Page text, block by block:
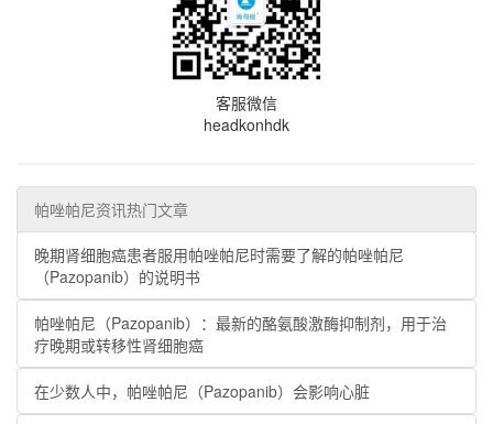
客服微信
headkonhdk
帕唑帕尼资讯热门文章
晚期肾细胞癌患者服用帕唑帕尼时需要了解的帕唑帕尼
（Pazopanib）的说明书
帕唑帕尼（Pazopanib）：最新的酪氨酸激酶抑制剂，用于治
疗晚期或转移性肾细胞癌
在少数人中，帕唑帕尼（Pazopanib）会影响心脏